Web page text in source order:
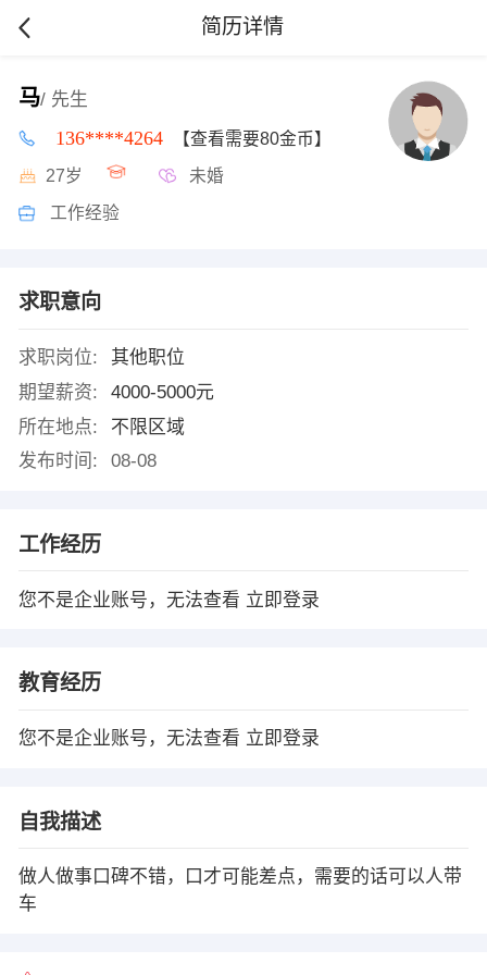
简历详情
马/ 先生
136****4264 【查看需要80金币】
27岁 未婚
工作经验
求职意向
求职岗位:
其他职位
期望薪资:
4000-5000元
所在地点:
不限区域
发布时间:
08-08
工作经历
您不是企业账号，无法查看 立即登录
教育经历
您不是企业账号，无法查看 立即登录
自我描述
做人做事口碑不错，口才可能差点，需要的话可以人带
车